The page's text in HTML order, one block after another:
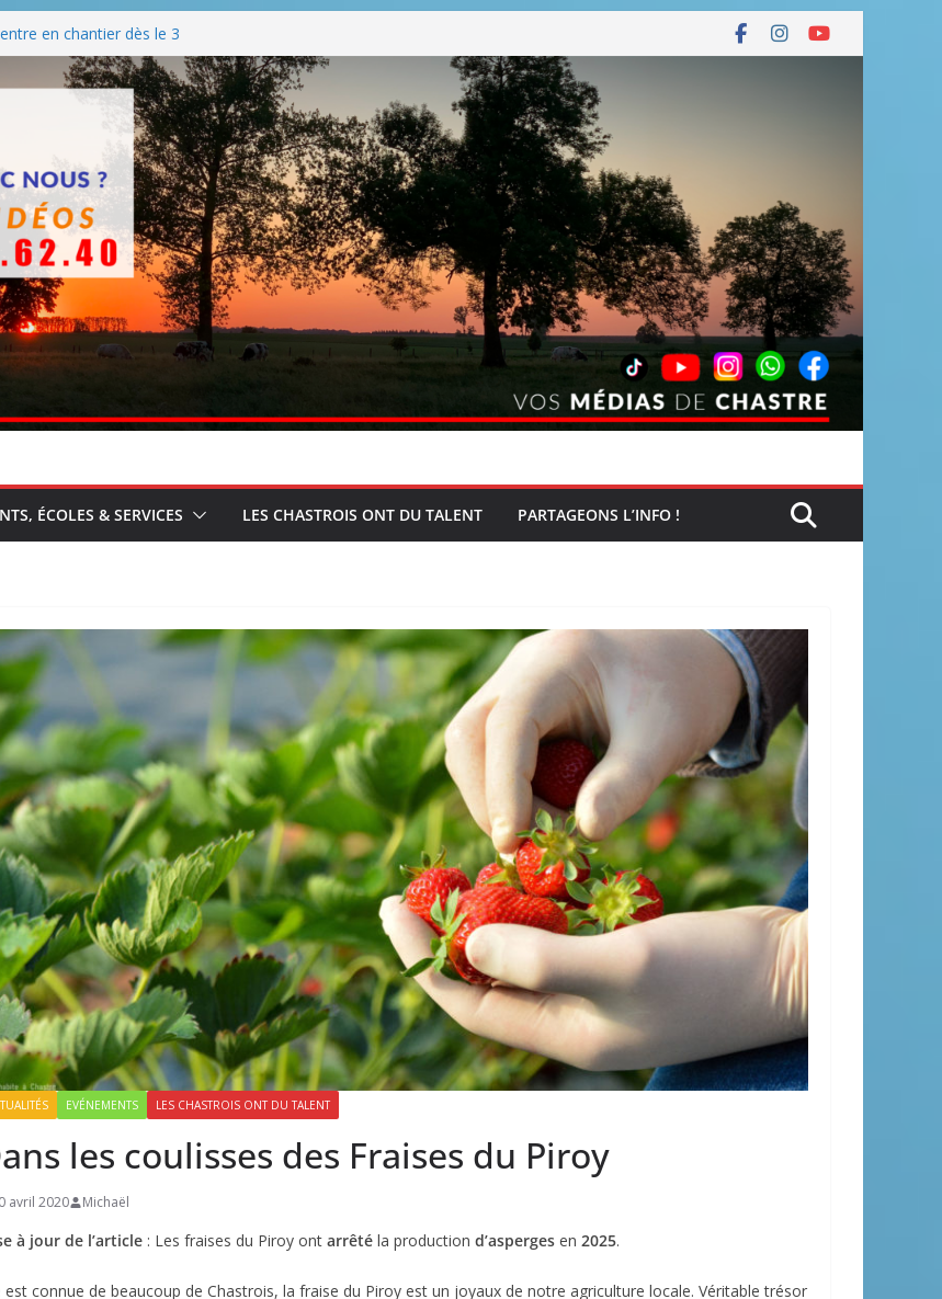
en chantier dès le 3
ÉCOLES & SERVICES LES CHASTROIS ONT DU TALENT PARTAGEONS L’INFO !
EVÉNEMENTS LES CHASTROIS ONT DU TALENT
les coulisses des Fraises du Piroy
avril 2020 Michaël
à jour de l’article : Les fraises du Piroy ont arrêté la production d’asperges en 2025.
est connue de beaucoup de Chastrois, la fraise du Piroy est un joyaux de notre agriculture locale. Véritable trésor